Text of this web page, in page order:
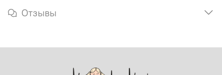
Отзывы